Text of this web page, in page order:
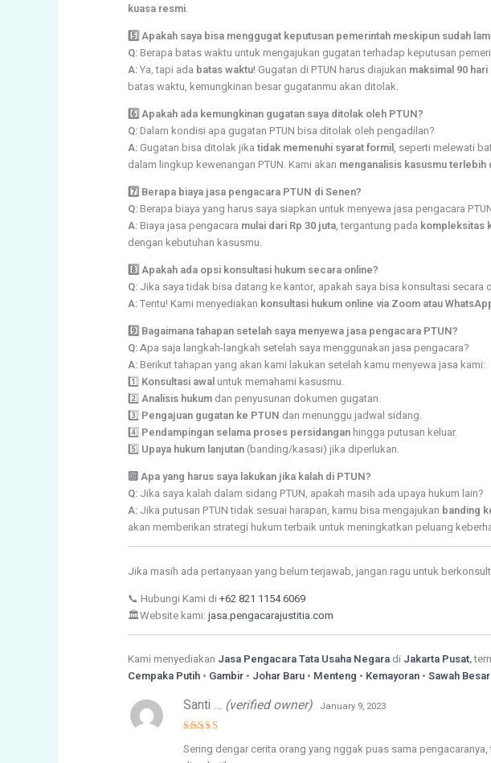
kuasa resmi.
5️⃣ Apakah saya bisa menggugat keputusan pemerintah meskipun sudah
Q:Berapa batas waktu untuk mengajukan gugatan terhadap keputusan
A:Ya, tapi ada batas waktu! Gugatan di PTUN harus diajukan maksimal 90
batas waktu, kemungkinan besar gugatanmu akan ditolak.
6️⃣ Apakah ada kemungkinan gugatan saya ditolak oleh PTUN?
Q:Dalam kondisi apa gugatan PTUN bisa ditolak oleh pengadilan?
A:Gugatan bisa ditolak jika tidak memenuhi syarat formil, seperti melewati
dalam lingkup kewenangan PTUN. Kami akan menganalisis kasusmu terlebih
7️⃣ Berapa biaya jasa pengacara PTUN di Senen?
Q:Berapa biaya yang harus saya siapkan untuk menyewa jasa pengacara
A:Biaya jasa pengacara mulai dari Rp 30 juta, tergantung pada kompleksitas
dengan kebutuhan kasusmu.
8️⃣ Apakah ada opsi konsultasi hukum secara online?
Q:Jika saya tidak bisa datang ke kantor, apakah saya bisa konsultasi secara
A:Tentu! Kami menyediakan konsultasi hukum online via Zoom atau
9️⃣ Bagaimana tahapan setelah saya menyewa jasa pengacara PTUN?
Q:Apa saja langkah-langkah setelah saya menggunakan jasa pengacara?
A:Berikut tahapan yang akan kami lakukan setelah kamu menyewa jasa kami:
1️⃣ Konsultasi awaluntuk memahami kasusmu.
2️⃣Analisis hukumdan penyusunan dokumen gugatan.
3️⃣ Pengajuan gugatan ke PTUN dan menunggu jadwal sidang.
4️⃣ Pendampingan selama proses persidanganhingga putusan keluar.
5️⃣ Upaya hukum lanjutan(banding/kasasi) jika diperlukan.
🔟 Apa yang harus saya lakukan jika kalah di PTUN?
Q:Jika saya kalah dalam sidang PTUN, apakah masih ada upaya hukum lain?
A:Jika putusan PTUN tidak sesuai harapan, kamu bisa mengajukan banding
akan memberikan strategi hukum terbaik untuk meningkatkan peluang
Jika masih ada pertanyaan yang belum terjawab, jangan ragu untuk
📞 Hubungi Kami di +62 821 1154 6069
🏛️Website kami: jasa.pengacarajustitia.com
Kami menyediakan Jasa Pengacara Tata Usaha Negaradi Jakarta Pusat,
Cempaka Putih• Gambir • Johar Baru• Menteng • Kemayoran • Sawah Besar
out of 5
Santi … (verified owner) January 9, 2023
Sering dengar cerita orang yang nggak puas sama